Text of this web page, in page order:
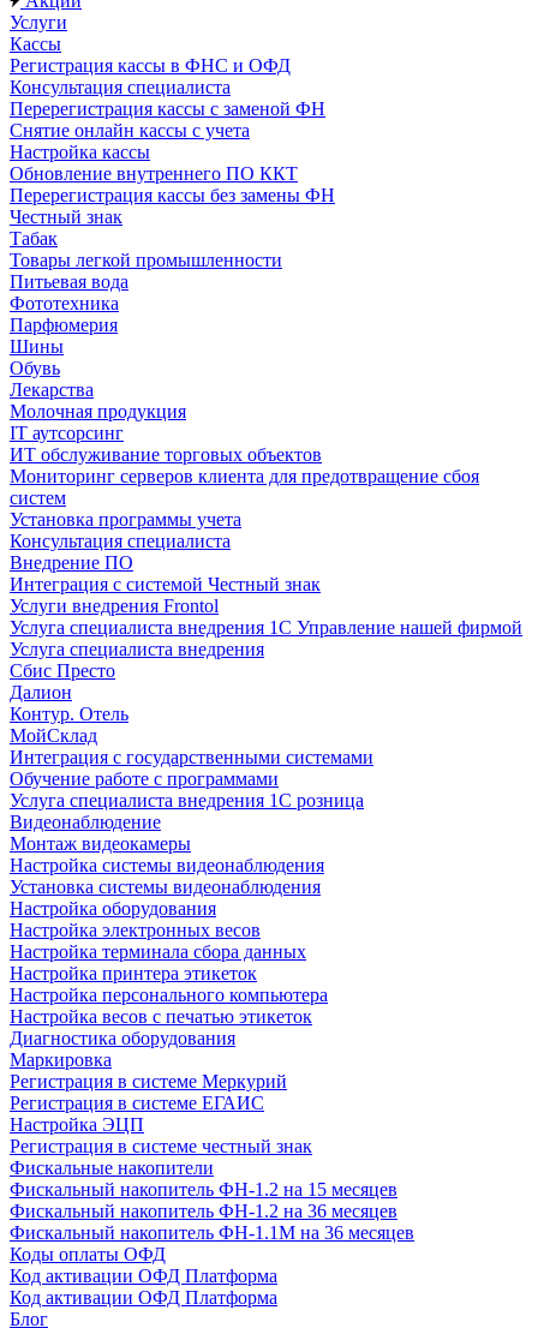
Услуги
Кассы
Регистрация кассы в ФНС и ОФД
Консультация специалиста
Перерегистрация кассы с заменой ФН
Снятие онлайн кассы с учета
Настройка кассы
Обновление внутреннего ПО ККТ
Перерегистрация кассы без замены ФН
Честный знак
Табак
Товары легкой промышленности
Питьевая вода
Фототехника
Парфюмерия
Шины
Обувь
Лекарства
Молочная продукция
IT аутсорсинг
ИТ обслуживание торговых объектов
Мониторинг серверов клиента для предотвращение сбоя
систем
Установка программы учета
Консультация специалиста
Внедрение ПО
Интеграция с системой Честный знак
Услуги внедрения Frontol
Услуга специалиста внедрения 1С Управление нашей фирмой
Услуга специалиста внедрения
Сбис Престо
Далион
Контур. Отель
МойСклад
Интеграция с государственными системами
Обучение работе с программами
Услуга специалиста внедрения 1С розница
Видеонаблюдение
Монтаж видеокамеры
Настройка системы видеонаблюдения
Установка системы видеонаблюдения
Настройка оборудования
Настройка электронных весов
Настройка терминала сбора данных
Настройка принтера этикеток
Настройка персонального компьютера
Настройка весов с печатью этикеток
Диагностика оборудования
Маркировка
Регистрация в системе Меркурий
Регистрация в системе ЕГАИС
Настройка ЭЦП
Регистрация в системе честный знак
Фискальные накопители
Фискальный накопитель ФН-1.2 на 15 месяцев
Фискальный накопитель ФН-1.2 на 36 месяцев
Фискальный накопитель ФН-1.1М на 36 месяцев
Коды оплаты ОФД
Код активации ОФД Платформа
Код активации ОФД Платформа
Блог